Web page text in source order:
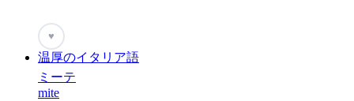
♥
温厚のイタリア語
ミーテ
mite